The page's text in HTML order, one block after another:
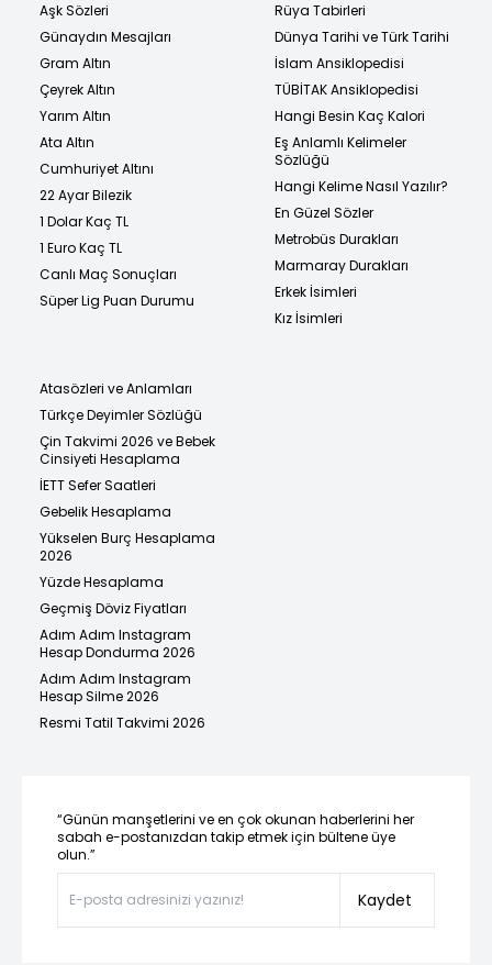
Aşk Sözleri
Günaydın Mesajları
Gram Altın
Çeyrek Altın
Yarım Altın
Ata Altın
Cumhuriyet Altını
22 Ayar Bilezik
1 Dolar Kaç TL
1 Euro Kaç TL
Canlı Maç Sonuçları
Süper Lig Puan Durumu
Rüya Tabirleri
Dünya Tarihi ve Türk Tarihi
İslam Ansiklopedisi
TÜBİTAK Ansiklopedisi
Hangi Besin Kaç Kalori
Eş Anlamlı Kelimeler
Sözlüğü
Hangi Kelime Nasıl Yazılır?
En Güzel Sözler
Metrobüs Durakları
Marmaray Durakları
Erkek İsimleri
Kız İsimleri
Atasözleri ve Anlamları
Türkçe Deyimler Sözlüğü
Çin Takvimi 2026 ve Bebek
Cinsiyeti Hesaplama
İETT Sefer Saatleri
Gebelik Hesaplama
Yükselen Burç Hesaplama
2026
Yüzde Hesaplama
Geçmiş Döviz Fiyatları
Adım Adım Instagram
Hesap Dondurma 2026
Adım Adım Instagram
Hesap Silme 2026
Resmi Tatil Takvimi 2026
“Günün manşetlerini ve en çok okunan haberlerini her
sabah e-postanızdan takip etmek için bültene üye
olun.”
Kaydet